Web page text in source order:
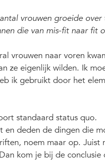
vrouwen groeide over
die van mis-fit naar fit
vrouwen naar voren
ze eigenlijk wilden. Ik
ik gebruikt door het
standaard status quo.
deden de dingen die
noem maar op. Juist
kom je bij de conclusie